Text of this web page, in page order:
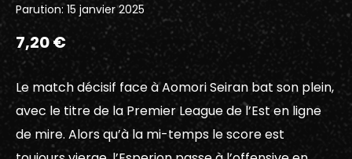
Parution: 15 janvier 2025
7,20 €
Le match décisif face à Aomori Seiran bat son plein,
avec le titre de la Premier League de l’Est en ligne
de mire. Alors qu’à la mi-temps le score est